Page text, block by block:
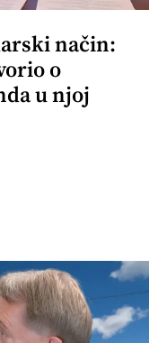
način:
o
u njoj